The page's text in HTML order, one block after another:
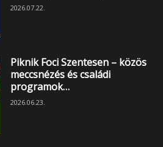
2026.07.22.
Piknik Foci Szentesen – közös
meccsnézés és családi
programok…
2026.06.23.